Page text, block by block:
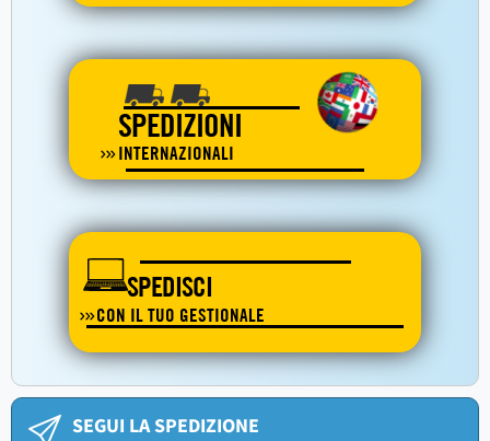
SPEDIZIONI
INTERNAZIONALI
SPEDISCI
CON IL TUO GESTIONALE
SEGUI LA SPEDIZIONE